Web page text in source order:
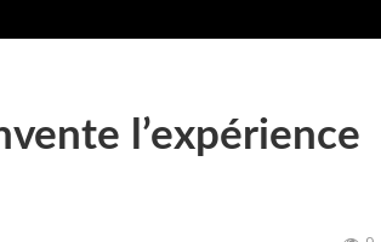
l’expérience